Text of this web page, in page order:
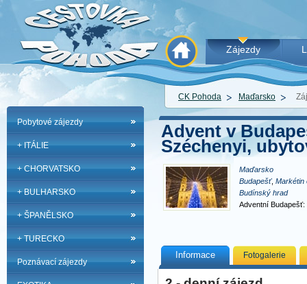
Zájezdy
CK Pohoda Maďarsko
Pobytové zájezdy
+ ITÁLIE
+ CHORVATSKO
+ BULHARSKO
+ ŠPANĚLSKO
+ TURECKO
Poznávací zájezdy
Advent v
Széchenyi,
Maďarsko
Budapešť, Markétin
Budínský hrad
Adventní
Informace Fotogalerie